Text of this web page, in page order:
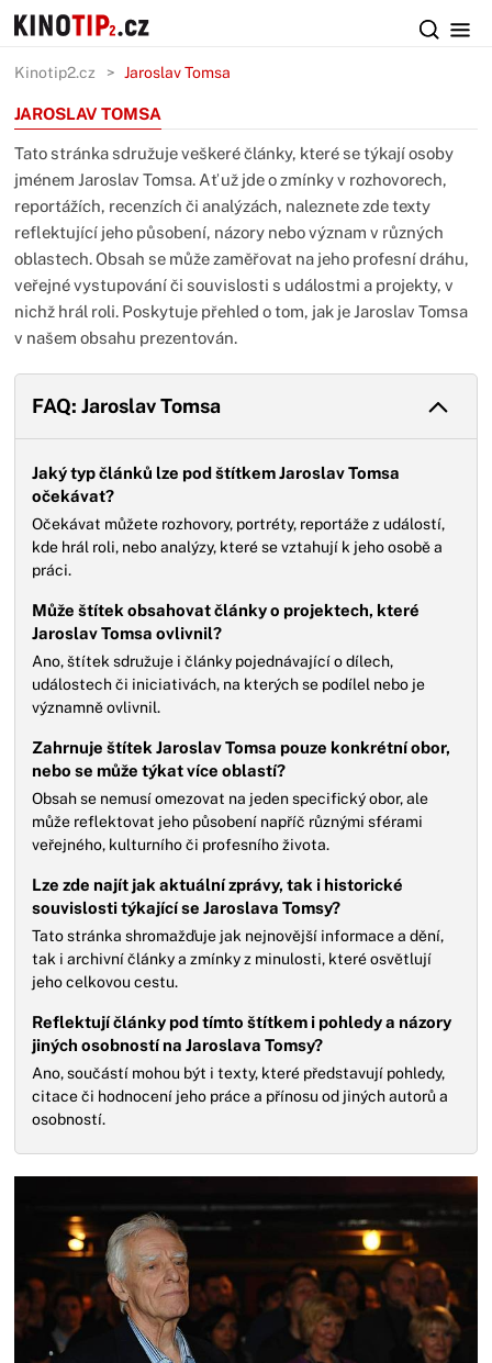
Kinotip2.cz Jaroslav Tomsa
JAROSLAV TOMSA
Tato stránka sdružuje veškeré články, které se týkají osoby
jménem Jaroslav Tomsa. Ať už jde o zmínky v rozhovorech,
reportážích, recenzích či analýzách, naleznete zde texty
reflektující jeho působení, názory nebo význam v různých
oblastech. Obsah se může zaměřovat na jeho profesní dráhu,
veřejné vystupování či souvislosti s událostmi a projekty, v
nichž hrál roli. Poskytuje přehled o tom, jak je Jaroslav Tomsa
v našem obsahu prezentován.
FAQ: Jaroslav Tomsa
Jaký typ článků lze pod štítkem Jaroslav Tomsa
očekávat?
Očekávat můžete rozhovory, portréty, reportáže z událostí,
kde hrál roli, nebo analýzy, které se vztahují k jeho osobě a
práci.
Může štítek obsahovat články o projektech, které
Jaroslav Tomsa ovlivnil?
Ano, štítek sdružuje i články pojednávající o dílech,
událostech či iniciativách, na kterých se podílel nebo je
významně ovlivnil.
Zahrnuje štítek Jaroslav Tomsa pouze konkrétní obor,
nebo se může týkat více oblastí?
Obsah se nemusí omezovat na jeden specifický obor, ale
může reflektovat jeho působení napříč různými sférami
veřejného, kulturního či profesního života.
Lze zde najít jak aktuální zprávy, tak i historické
souvislosti týkající se Jaroslava Tomsy?
Tato stránka shromažďuje jak nejnovější informace a dění,
tak i archivní články a zmínky z minulosti, které osvětlují
jeho celkovou cestu.
Reflektují články pod tímto štítkem i pohledy a názory
jiných osobností na Jaroslava Tomsy?
Ano, součástí mohou být i texty, které představují pohledy,
citace či hodnocení jeho práce a přínosu od jiných autorů a
osobností.